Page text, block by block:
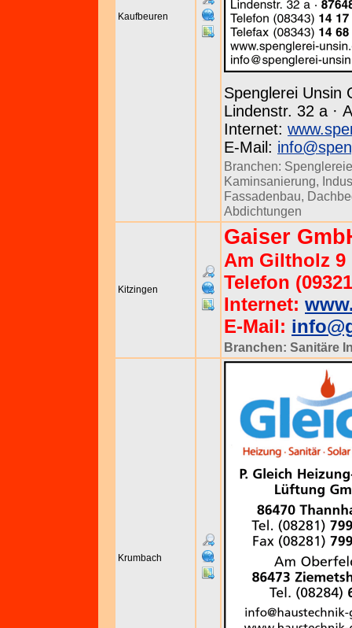
Kaufbeuren
Spenglerei Unsin
Lindenstr. 32 a ·
Internet:
E-Mail:
Branchen:
Kaminsanierung,
Fassadenbau,
Abdichtungen
Kitzingen
Gaiser
Am Giltholz 9
Telefon
Internet:
E-Mail:
Branchen: Sanitäre
Krumbach